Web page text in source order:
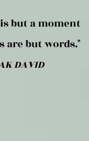
wind;
a moment
are but words."
DAVID